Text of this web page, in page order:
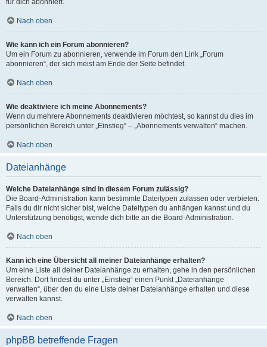
für dich abonniert.
Nach oben
Wie kann ich ein Forum abonnieren?
Um ein Forum zu abonnieren, verwende im Forum den Link „Forum
abonnieren“, der sich meist am Ende der Seite befindet.
Nach oben
Wie deaktiviere ich meine Abonnements?
Wenn du mehrere Abonnements deaktivieren möchtest, so kannst du dies im
persönlichen Bereich unter „Einstieg“ – „Abonnements verwalten“ machen.
Nach oben
Dateianhänge
Welche Dateianhänge sind in diesem Forum zulässig?
Die Board-Administration kann bestimmte Dateitypen zulassen oder verbieten.
Falls du dir nicht sicher bist, welche Dateitypen du anhängen kannst und du
Unterstützung benötigst, wende dich bitte an die Board-Administration.
Nach oben
Kann ich eine Übersicht all meiner Dateianhänge erhalten?
Um eine Liste all deiner Dateianhänge zu erhalten, gehe in den persönlichen
Bereich. Dort findest du unter „Einstieg“ einen Punkt „Dateianhänge
verwalten“, über den du eine Liste deiner Dateianhänge erhalten und diese
verwalten kannst.
Nach oben
phpBB betreffende Fragen